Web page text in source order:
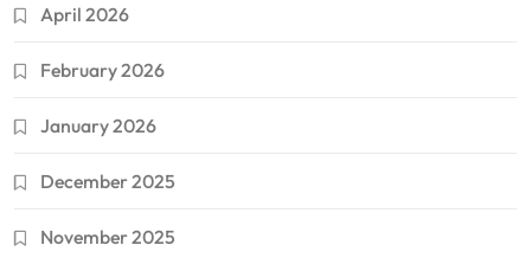
April 2026
February 2026
January 2026
December 2025
November 2025